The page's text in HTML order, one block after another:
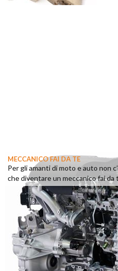
MECCANICO FAI DA TE
Per gli amanti di moto e auto non
che diventare un meccanico fai da